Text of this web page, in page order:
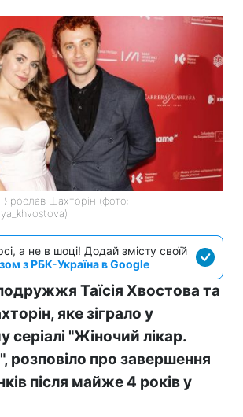
Ярослав Шахторін (фото:
а не в шоці! Додай змісту своїй
з РБК-Україна в Google
Таїсія Хвостова та
яке зіграло у
серіалі "Жіночий лікар.
розповіло про завершення
після майже 4 років у